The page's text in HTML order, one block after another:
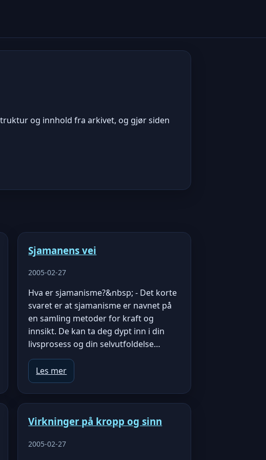
og innhold fra arkivet, og gjør siden
Sjamanens vei
2005-02-27
Hva er sjamanisme?&nbsp; - Det korte
svaret er at sjamanisme er navnet på
en samling metoder for kraft og
innsikt. De kan ta deg dypt inn i din
livsprosess og din selvutfoldelse…
Les mer
Virkninger på kropp og sinn
2005-02-27